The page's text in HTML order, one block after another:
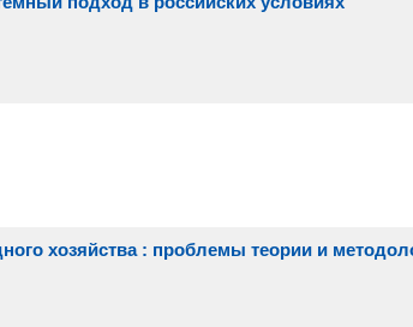
хозяйства : проблемы теории и